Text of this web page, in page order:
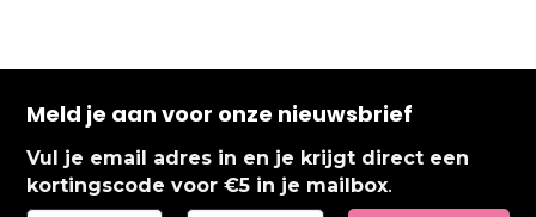
Meld je aan voor onze nieuwsbrief
Vul je email adres in en je krijgt direct een
kortingscode voor €5 in je mailbox.